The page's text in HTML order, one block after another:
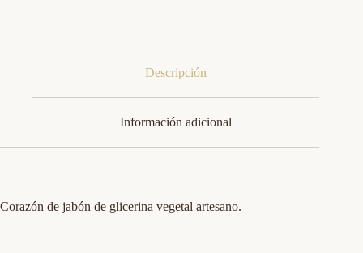
Descripción
Información adicional
Corazón de jabón de glicerina vegetal artesano.